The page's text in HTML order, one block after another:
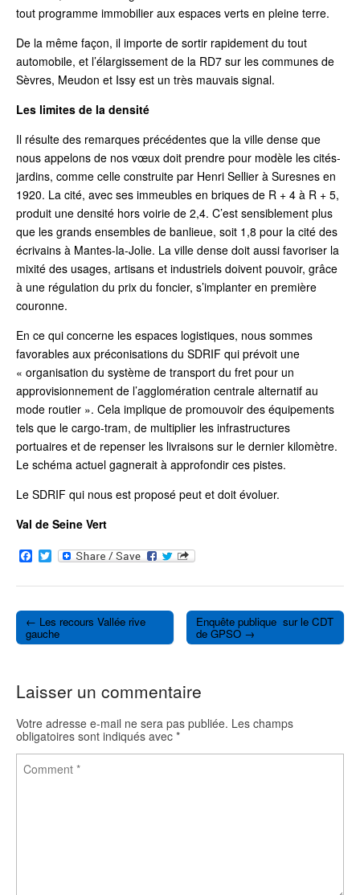
tout programme immobilier aux espaces verts en pleine terre.
De la même façon, il importe de sortir rapidement du tout
automobile, et l’élargissement de la RD7 sur les communes de
Sèvres, Meudon et Issy est un très mauvais signal.
Les limites de la densité
Il résulte des remarques précédentes que la ville dense que
nous appelons de nos vœux doit prendre pour modèle les cités-
jardins, comme celle construite par Henri Sellier à Suresnes en
1920. La cité, avec ses immeubles en briques de R + 4 à R + 5,
produit une densité hors voirie de 2,4. C’est sensiblement plus
que les grands ensembles de banlieue, soit 1,8 pour la cité des
écrivains à Mantes-la-Jolie. La ville dense doit aussi favoriser la
mixité des usages, artisans et industriels doivent pouvoir, grâce
à une régulation du prix du foncier, s’implanter en première
couronne.
En ce qui concerne les espaces logistiques, nous sommes
favorables aux préconisations du SDRIF qui prévoit une
« organisation du système de transport du fret pour un
approvisionnement de l’agglomération centrale alternatif au
mode routier ». Cela implique de promouvoir des équipements
tels que le cargo-tram, de multiplier les infrastructures
portuaires et de repenser les livraisons sur le dernier kilomètre.
Le schéma actuel gagnerait à approfondir ces pistes.
Le SDRIF qui nous est proposé peut et doit évoluer.
Val de Seine Vert
F
a
c
b
o
o
k
T
w
i
t
e
r
Post navigation
← Les recours Vallée rive
gauche
Enquête publique sur le CDT
de GPSO →
Laisser un commentaire
Votre adresse e-mail ne sera pas publiée. Les champs
obligatoires sont indiqués avec *